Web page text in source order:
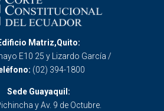
Matriz,Quito:
E10 25 y Lizardo García /
(02) 394-1800
Sede Guayaquil:
y Av. 9 de Octubre.